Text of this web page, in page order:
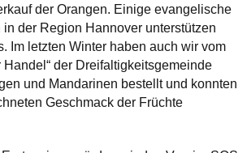
der Orangen. Einige evangelische
der Region Hannover unterstützen
Im letzten Winter haben auch wir vom
Handel“ der Dreifaltigkeitsgemeinde
und Mandarinen bestellt und konnten
Geschmack der Früchte